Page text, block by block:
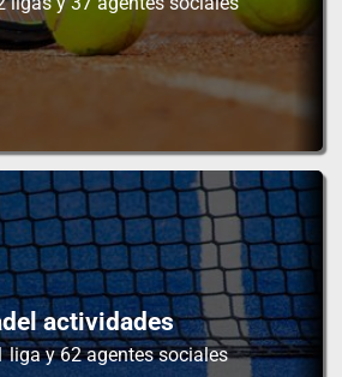
actividades
liga y 62 agentes sociales